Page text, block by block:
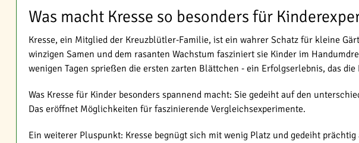
Was macht Kresse so besonders für
Kresse, ein Mitglied der Kreuzblütler-Familie, ist ein wahrer Schatz für kleine
winzigen Samen und dem rasanten Wachstum fasziniert sie Kinder im
wenigen Tagen sprießen die ersten zarten Blättchen - ein Erfolgserlebnis, das
Was Kresse für Kinder besonders spannend macht: Sie gedeiht auf den
Das eröffnet Möglichkeiten für faszinierende Vergleichsexperimente.
Ein weiterer Pluspunkt: Kresse begnügt sich mit wenig Platz und gedeiht